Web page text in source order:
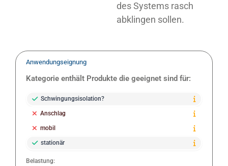
des Systems rasch
abklingen sollen.
Anwendungseignung
Kategorie enthält Produkte die geeignet sind für:
Schwingungsisolation?
Anschlag
mobil
stationär
Belastung: